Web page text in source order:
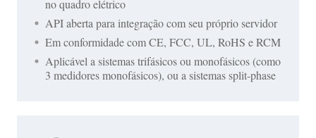
no quadro elétrico
API aberta para integração com seu próprio servidor
Em conformidade com CE, FCC, UL, RoHS e RCM
Aplicável a sistemas trifásicos ou monofásicos (como
3 medidores monofásicos), ou a sistemas split-phase